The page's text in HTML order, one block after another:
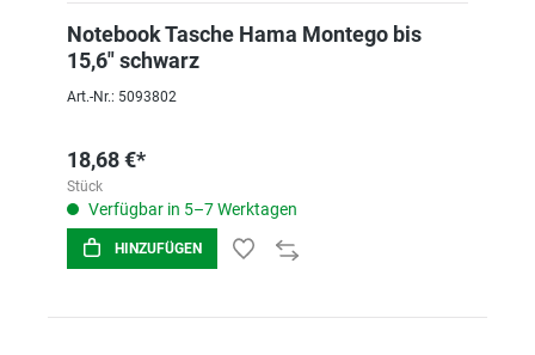
Notebook Tasche Hama Montego bis
15,6" schwarz
Art.-Nr.: 5093802
18,68 €*
Stück
Verfügbar in 5–7 Werktagen
HINZUFÜGEN